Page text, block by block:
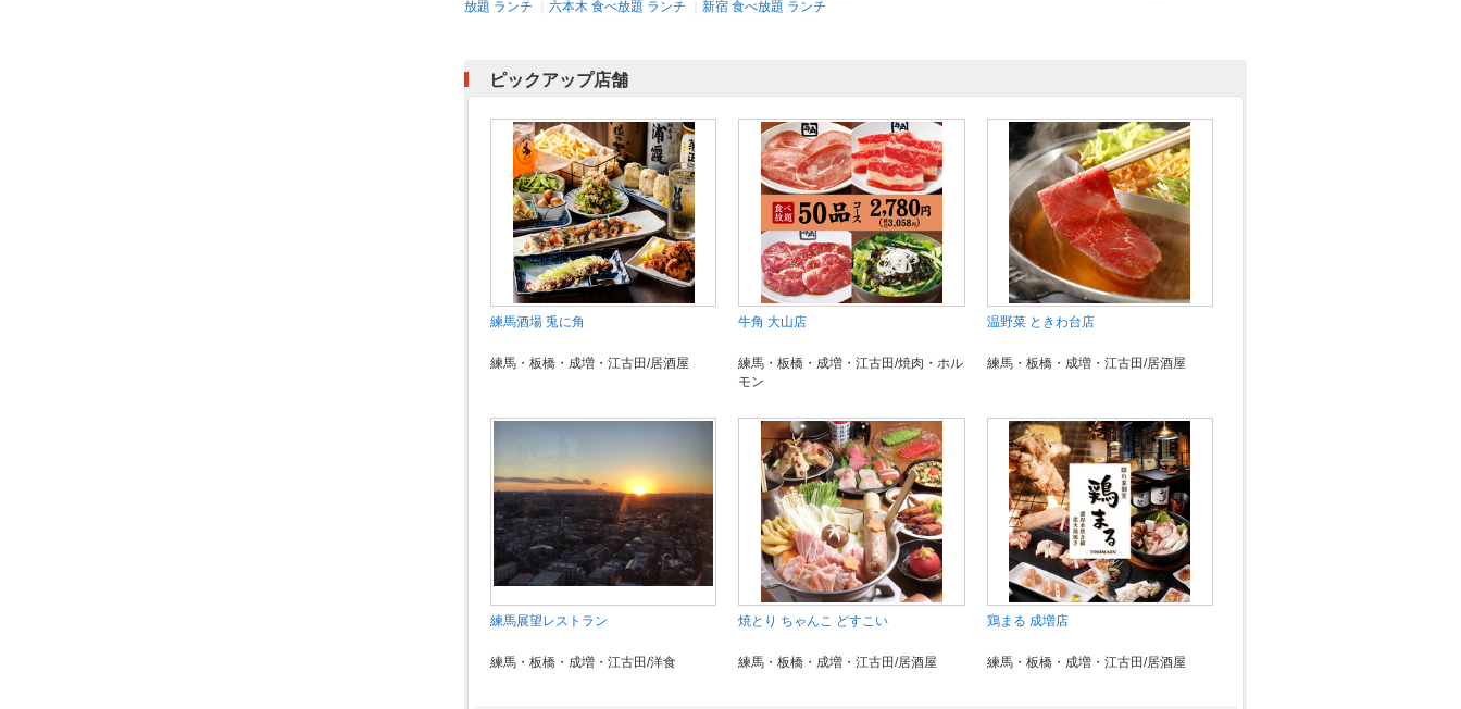
放題 ランチ
六本木 食べ放題 ランチ 新宿 食べ放題 ランチ
ピックアップ店舗
練馬酒場 兎に角
練馬・板橋・成増・江古田/居酒屋
牛角 大山店
練馬・板橋・成増・江古田/焼肉・ホル
モン
温野菜 ときわ台店
練馬・板橋・成増・江古田/居酒屋
練馬展望レストラン
練馬・板橋・成増・江古田/洋食
焼とり ちゃんこ どすこい
練馬・板橋・成増・江古田/居酒屋
鶏まる 成増店
練馬・板橋・成増・江古田/居酒屋